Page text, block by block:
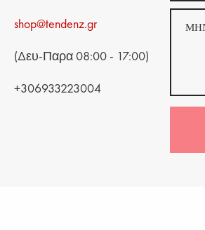
shop@tendenz.gr
(Δευ-Παρα 08:00 - 17:00)
+306933223004